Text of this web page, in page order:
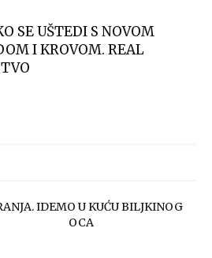
SE UŠTEDI S NOVOM
I KROVOM. REAL
IDEMO U KUĆU BILJKINOG
OCA